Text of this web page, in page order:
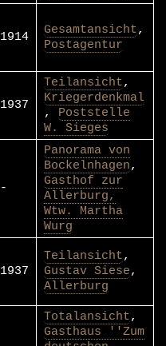
1914 Gesamtansicht,
Postagentur
1937
Teilansicht,
Kriegerdenkmal
, Poststelle
W. Sieges
-
Panorama von
Bockelnhagen,
Gasthof zur
Allerburg,
Wtw. Martha
Wurg
1937
Teilansicht,
Gustav Siese,
Allerburg
Totalansicht,
Gasthaus ''Zum